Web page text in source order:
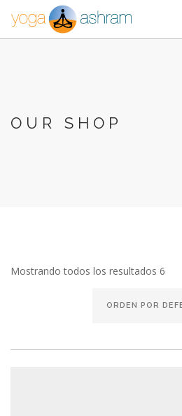
CONTACTA
OUR SHOP
Mostrando todos los resultados 6